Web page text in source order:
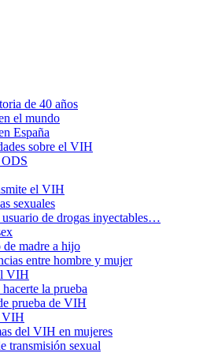
de 40 años
el mundo
España
sobre el VIH
el VIH
sexuales
usuario de drogas inyectables…
de madre a hijo
entre hombre y mujer
VIH
la prueba
prueba de VIH
VIH
del VIH en mujeres
transmisión sexual